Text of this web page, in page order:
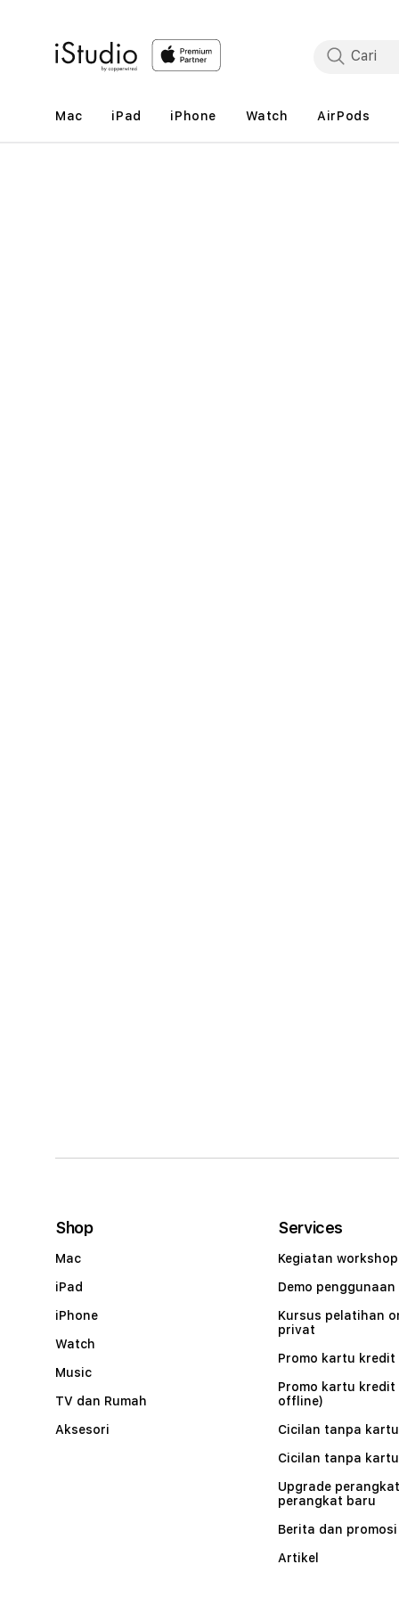
Mac iPad iPhone Watch AirPods
Shop
Mac
iPad
iPhone
Watch
Music
TV dan Rumah
Aksesori
Services
Kegiatan workshop
Demo penggunaan
Kursus pelatihan
privat
Promo kartu kredit
Promo kartu kredit
offline)
Cicilan tanpa
Cicilan tanpa
Upgrade
perangkat baru
Berita dan promosi
Artikel